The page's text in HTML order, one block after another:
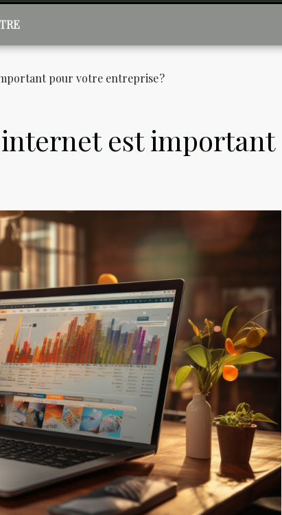
pour votre entreprise ?
est important